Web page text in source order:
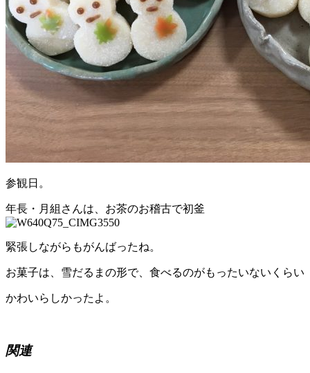
参観日。
年長・月組さんは、お茶のお稽古で初釜
緊張しながらもがんばったね。
お菓子は、雪だるまの形で、食べるのがもったいないくらい
かわいらしかったよ。
関連